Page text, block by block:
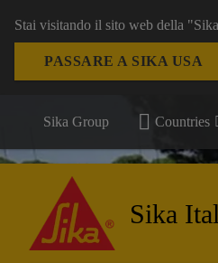
Stai visitando il sito web della
PASSARE A SIKA USA
Sika Group Countries
Sika